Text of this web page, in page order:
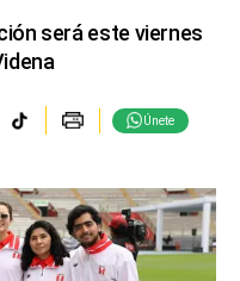
será este viernes
Únete